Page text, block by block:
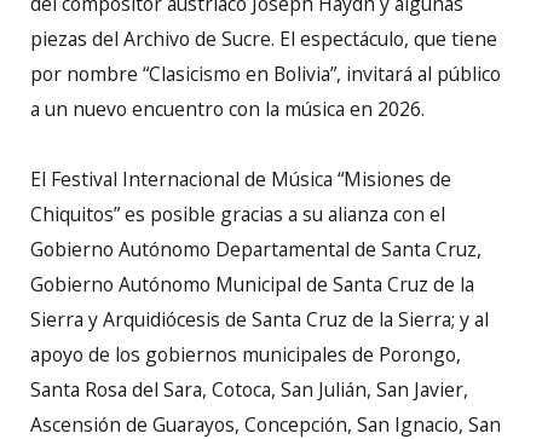
piezas del Archivo de Sucre. El espectáculo, que tiene
por nombre “Clasicismo en Bolivia”, invitará al público
a un nuevo encuentro con la música en 2026.
El Festival Internacional de Música “Misiones de
Chiquitos” es posible gracias a su alianza con el
Gobierno Autónomo Departamental de Santa Cruz,
Gobierno Autónomo Municipal de Santa Cruz de la
Sierra y Arquidiócesis de Santa Cruz de la Sierra; y al
apoyo de los gobiernos municipales de Porongo,
Santa Rosa del Sara, Cotoca, San Julián, San Javier,
Ascensión de Guarayos, Concepción, San Ignacio, San